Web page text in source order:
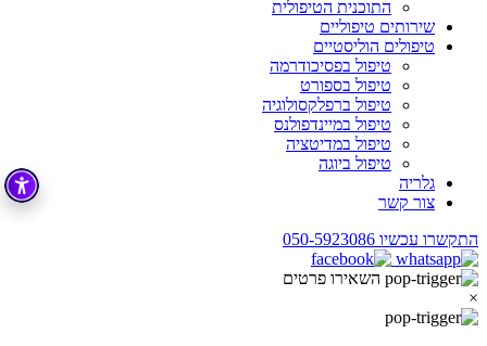
התוכנית הטיפולית
שירותים טיפוליים
טיפולים הוליסטיים
טיפול בפסיכודרמה
טיפול בספורט
טיפול ברפלקסולוגיה
טיפול במיינדפולנס
טיפול במדיטציה
טיפול ביוגה
גלריה
צור קשר
התקשרו עכשיו 050-5923086
השאירו פרטים
×